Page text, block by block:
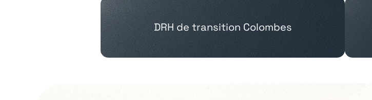
DRH de transition Colombes